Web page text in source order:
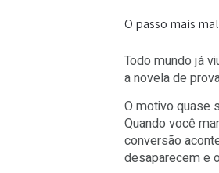
O passo
Todo mundo